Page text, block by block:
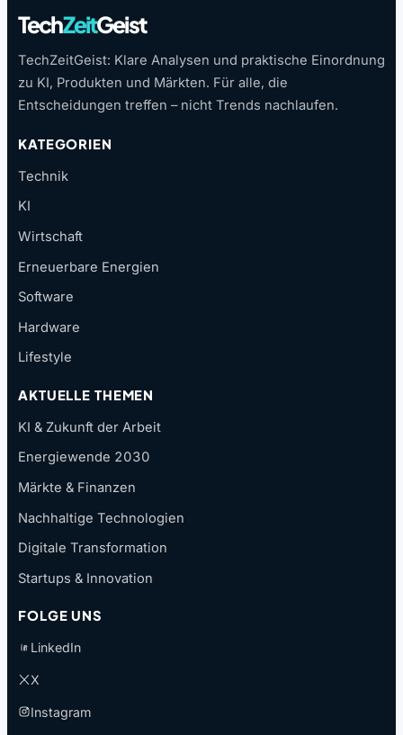
TechZeitGeist
TechZeitGeist: Klare Analysen und praktische Einordnung
zu KI, Produkten und Märkten. Für alle, die
Entscheidungen treffen – nicht Trends nachlaufen.
KATEGORIEN
Technik
KI
Wirtschaft
Erneuerbare Energien
Software
Hardware
Lifestyle
AKTUELLE THEMEN
KI & Zukunft der Arbeit
Energiewende 2030
Märkte & Finanzen
Nachhaltige Technologien
Digitale Transformation
Startups & Innovation
FOLGE UNS
LinkedIn
X
Instagram